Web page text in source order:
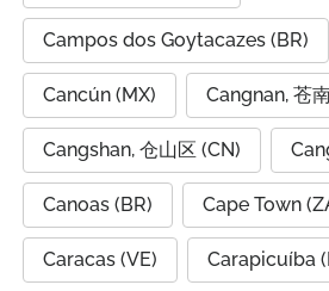
Campos dos Goytacazes (BR)
Cancún (MX) Cangnan, 苍
Cangshan, 仓山区 (CN)
Canoas (BR) Cape Town
Caracas (VE) Carapicuíba